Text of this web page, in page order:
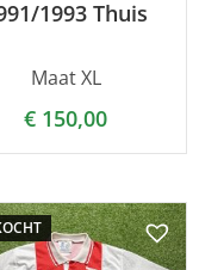
1993 Thuis
Maat XL
€ 150,00